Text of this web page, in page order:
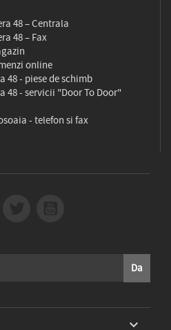
48 – Centrala
48 – Fax
online
48 - piese de schimb
48 - servicii "Door To Door"
- telefon si fax
